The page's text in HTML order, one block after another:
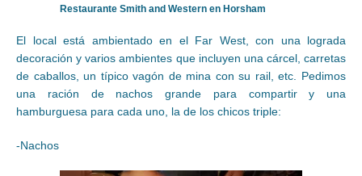
Restaurante Smith and Western en Horsham
El local está ambientado en el Far West, con una lograda
decoración y varios ambientes que incluyen una cárcel, carretas
de caballos, un típico vagón de mina con su rail, etc. Pedimos
una ración de nachos grande para compartir y una
hamburguesa para cada uno, la de los chicos triple:
-Nachos